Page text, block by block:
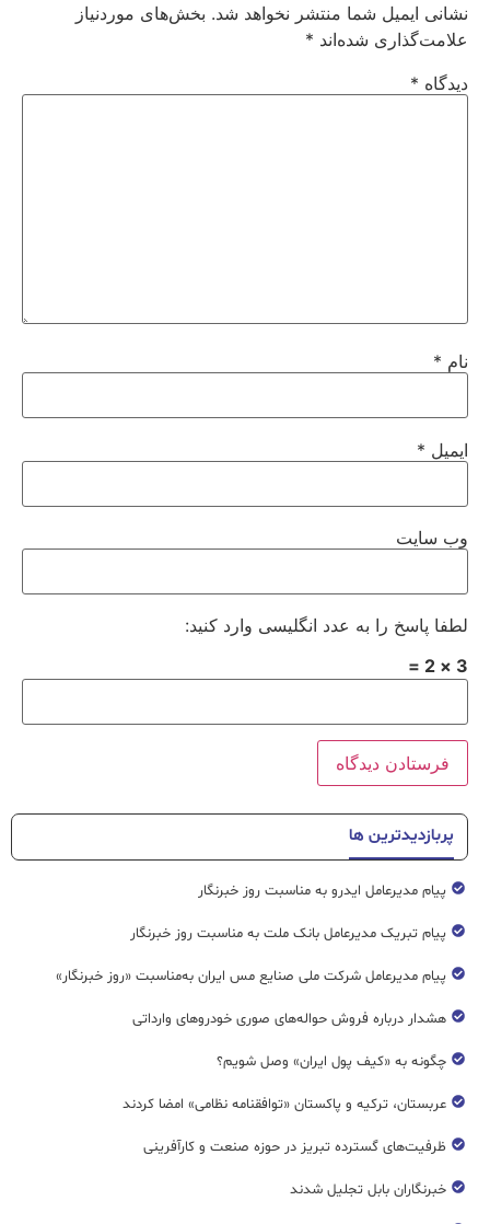
نشانی ایمیل شما منتشر نخواهد شد. بخش‌های موردنیاز
علامت‌گذاری شده‌اند *
دیدگاه *
نام *
ایمیل *
وب‌ سایت
لطفا پاسخ را به عدد انگلیسی وارد کنید:
3 × 2 =
پربازدیدترین ها
پیام مدیرعامل ایدرو به مناسبت روز خبرنگار
پیام تبریک مدیرعامل بانک ملت به مناسبت روز خبرنگار
پیام مدیرعامل شرکت ملی صنایع مس ایران به‌مناسبت «روز خبرنگار»
هشدار درباره فروش حواله‌های صوری خودروهای وارداتی
چگونه به «کیف پول ایران» وصل شویم؟
عربستان، ترکیه و پاکستان «توافقنامه نظامی» امضا کردند
ظرفیت‌های گسترده‌ تبریز در حوزه صنعت و کارآفرینی
خبرنگاران بابل تجلیل شدند